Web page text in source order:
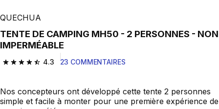
QUECHUA
TENTE DE CAMPING MH50 - 2 PERSONNES - NON
IMPERMÉABLE
4.3
4.3 out of 5 stars from 23 reviews
23 COMMENTAIRES
Nos concepteurs ont développé cette tente 2 personnes
simple et facile à monter pour une première expérience de